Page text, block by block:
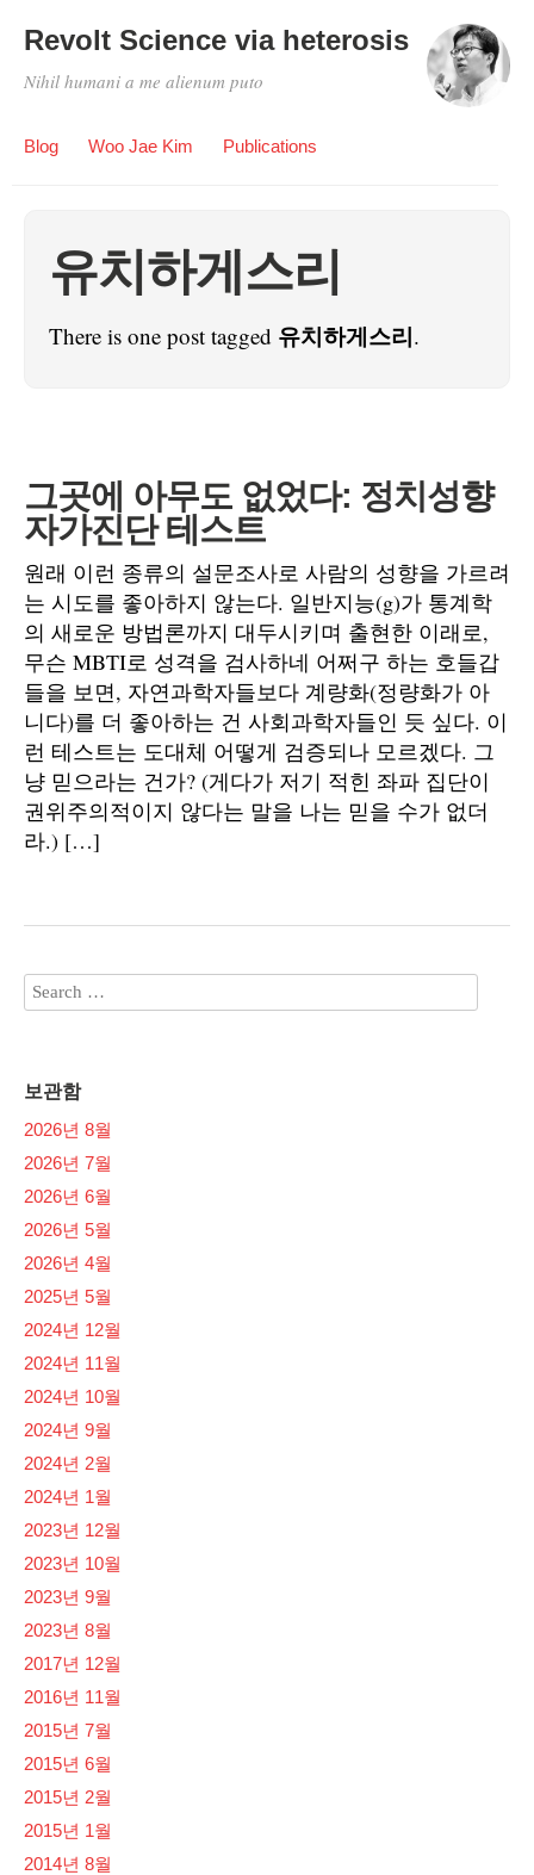
Revolt Science via heterosis
Nihil humani a me alienum puto
Blog Woo Jae Kim Publications
유치하게스리
There is one post tagged 유치하게스리.
그곳에 아무도 없었다: 정치성향
자가진단 테스트
원래 이런 종류의 설문조사로 사람의 성향을 가르려
는 시도를 좋아하지 않는다. 일반지능(g)가 통계학
의 새로운 방법론까지 대두시키며 출현한 이래로,
무슨 MBTI로 성격을 검사하네 어쩌구 하는 호들갑
들을 보면, 자연과학자들보다 계량화(정량화가 아
니다)를 더 좋아하는 건 사회과학자들인 듯 싶다. 이
런 테스트는 도대체 어떻게 검증되나 모르겠다. 그
냥 믿으라는 건가? (게다가 저기 적힌 좌파 집단이
권위주의적이지 않다는 말을 나는 믿을 수가 없더
라.) […]
보관함
2026년 8월
2026년 7월
2026년 6월
2026년 5월
2026년 4월
2025년 5월
2024년 12월
2024년 11월
2024년 10월
2024년 9월
2024년 2월
2024년 1월
2023년 12월
2023년 10월
2023년 9월
2023년 8월
2017년 12월
2016년 11월
2015년 7월
2015년 6월
2015년 2월
2015년 1월
2014년 8월